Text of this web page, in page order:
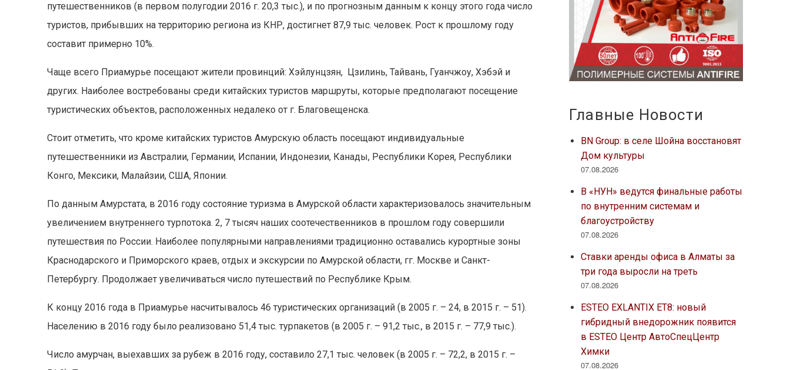
путешественников (в первом полугодии 2016 г. 20,3 тыс.), и по прогнозным данным к концу этого года число
туристов, прибывших на территорию региона из КНР, достигнет 87,9 тыс. человек. Рост к прошлому году
составит примерно 10%.
Чаще всего Приамурье посещают жители провинций: Хэйлунцзян, Цзилинь, Тайвань, Гуанчжоу, Хэбэй и
других. Наиболее востребованы среди китайских туристов маршруты, которые предполагают посещение
туристических объектов, расположенных недалеко от г. Благовещенска.
Стоит отметить, что кроме китайских туристов Амурскую область посещают индивидуальные
путешественники из Австралии, Германии, Испании, Индонезии, Канады, Республики Корея, Республики
Конго, Мексики, Малайзии, США, Японии.
По данным Амурстата, в 2016 году состояние туризма в Амурской области характеризовалось значительным
увеличением внутреннего турпотока. 2, 7 тысяч наших соотечественников в прошлом году совершили
путешествия по России. Наиболее популярными направлениями традиционно оставались курортные зоны
Краснодарского и Приморского краев, отдых и экскурсии по Амурской области, гг. Москве и Санкт-
Петербургу. Продолжает увеличиваться число путешествий по Республике Крым.
К концу 2016 года в Приамурье насчитывалось 46 туристических организаций (в 2005 г. – 24, в 2015 г. – 51).
Населению в 2016 году было реализовано 51,4 тыс. турпакетов (в 2005 г. – 91,2 тыс., в 2015 г. – 77,9 тыс.).
Число амурчан, выехавших за рубеж в 2016 году, составило 27,1 тыс. человек (в 2005 г. – 72,2, в 2015 г. –
Главные Новости
BN Group: в селе Шойна восстановят
Дом культуры
07.08.2026
В «НУН» ведутся финальные работы
по внутренним системам и
благоустройству
07.08.2026
Ставки аренды офиса в Алматы за
три года выросли на треть
07.08.2026
ESTEO EXLANTIX ET8: новый
гибридный внедорожник появится
в ESTEO Центр АвтоСпецЦентр
Химки
07.08.2026